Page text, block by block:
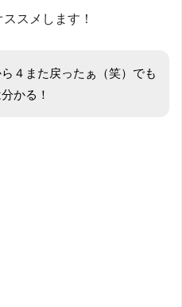
スメします！
４また戻ったぁ（笑）でも
かる！